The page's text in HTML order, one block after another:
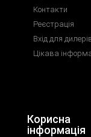
Контакти
Реєстрація
Вхід для
Цікава
Корисна
інформація